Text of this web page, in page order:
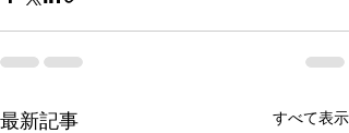
最新記事 すべて表示